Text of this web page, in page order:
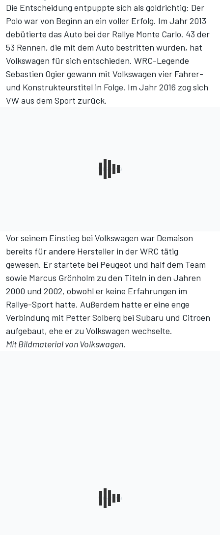
Die Entscheidung entpuppte sich als goldrichtig: Der
Polo war von Beginn an ein voller Erfolg. Im Jahr 2013
debütierte das Auto bei der Rallye Monte Carlo. 43 der
53 Rennen, die mit dem Auto bestritten wurden, hat
Volkswagen für sich entschieden. WRC-Legende
Sebastien Ogier gewann mit Volkswagen vier Fahrer-
und Konstrukteurstitel in Folge. Im Jahr 2016 zog sich
VW aus dem Sport zurück.
Vor seinem Einstieg bei Volkswagen war Demaison
bereits für andere Hersteller in der WRC tätig
gewesen. Er startete bei Peugeot und half dem Team
sowie Marcus Grönholm zu den Titeln in den Jahren
2000 und 2002, obwohl er keine Erfahrungen im
Rallye-Sport hatte. Außerdem hatte er eine enge
Verbindung mit Petter Solberg bei Subaru und Citroen
aufgebaut, ehe er zu Volkswagen wechselte.
Mit Bildmaterial von Volkswagen.